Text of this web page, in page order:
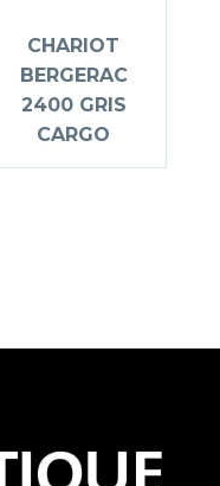
CHARIOT
BERGERAC
2400 GRIS
CARGO